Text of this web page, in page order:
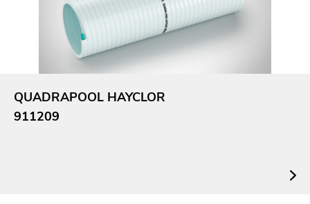
QUADRAPOOL HAYCLOR
911209